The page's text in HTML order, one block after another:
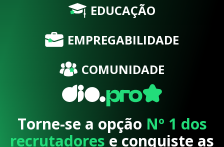
EDUCAÇÃO
EMPREGABILIDADE
COMUNIDADE
Torne-se a opção Nº 1 dos
recrutadores e conquiste as